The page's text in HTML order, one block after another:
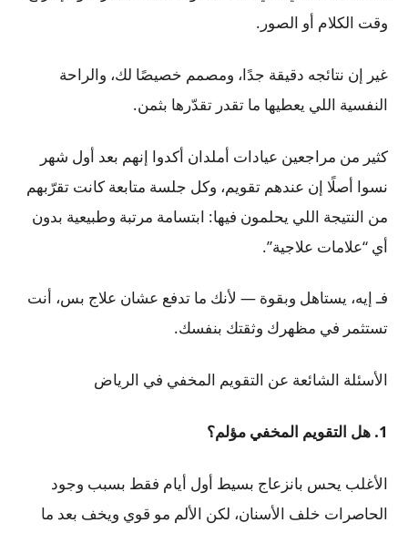
وقت الكلام أو الصور.
غير إن نتائجه دقيقة جدًا، ومصمم خصيصًا لك، والراحة
النفسية اللي يعطيها ما تقدر تقدّرها بثمن.
كثير من مراجعين عيادات أملدان أكدوا إنهم بعد أول شهر
نسوا أصلًا إن عندهم تقويم، وكل جلسة متابعة كانت تقرّبهم
من النتيجة اللي يحلمون فيها: ابتسامة مرتبة وطبيعية بدون
أي “علامات علاجية”.
فـ إيه، يستاهل وبقوة — لأنك ما تدفع عشان علاج بس، أنت
تستثمر في مظهرك وثقتك بنفسك.
الأسئلة الشائعة عن التقويم المخفي في الرياض
1. هل التقويم المخفي مؤلم؟
الأغلب يحس بانزعاج بسيط أول أيام فقط بسبب وجود
الحاصرات خلف الأسنان، لكن الألم مو قوي ويخف بعد ما